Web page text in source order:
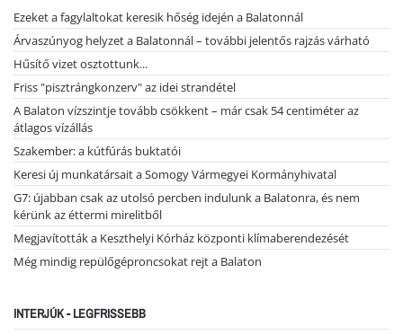
Ezeket a fagylaltokat keresik hőség idején a Balatonnál
Árvaszúnyog helyzet a Balatonnál – további jelentős rajzás várható
Hűsítő vizet osztottunk...
Friss "pisztrángkonzerv" az idei strandétel
A Balaton vízszintje tovább csökkent – már csak 54 centiméter az
átlagos vízállás
Szakember: a kútfúrás buktatói
Keresi új munkatársait a Somogy Vármegyei Kormányhivatal
G7: újabban csak az utolsó percben indulunk a Balatonra, és nem
kérünk az éttermi mirelitből
Megjavították a Keszthelyi Kórház központi klímaberendezését
Még mindig repülőgéproncsokat rejt a Balaton
INTERJÚK - LEGFRISSEBB